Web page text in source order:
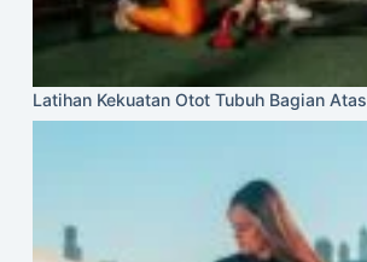
Latihan Kekuatan Otot Tubuh Bagian Atas